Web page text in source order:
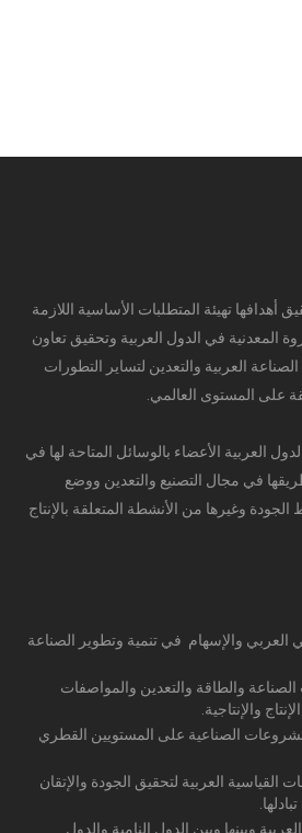
تهيئة المتطلبات الأساسية اللازمة
المعدنية في الدول العربية وتحقيق تعاون
العربية والتعدين لتساير التطورات
على المستوى العالمي.
العربية الأعضاء بالوسائل المتاحة لها في
في مجال التصنيع والتعدين ووضع
وغيرها من الأنشطة المتعلقة بالإنتاج
العربي والإسهام في تنمية وتطوير الصناعة
والطاقة والتعدين والمواصفات
والإنتاجية.
الصناعية على المستويين القطري
العربية لتحقيق الجودة والإتقان
وبينها وبين الدول النامية والدول